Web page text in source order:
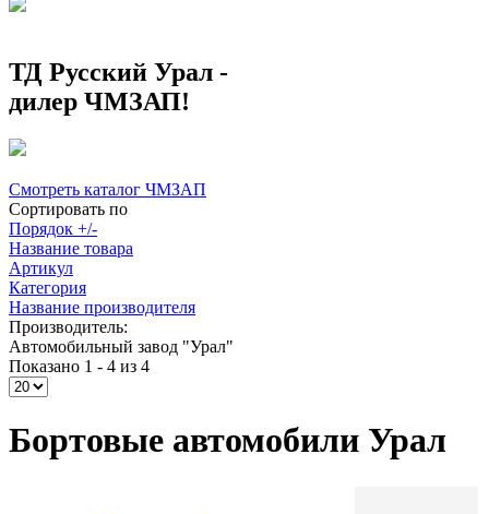
ТД Русский Урал -
дилер ЧМЗАП!
Смотреть каталог ЧМЗАП
Сортировать по
Порядок +/-
Название товара
Артикул
Категория
Название производителя
Производитель:
Автомобильный завод "Урал"
Показано 1 - 4 из 4
Бортовые автомобили Урал